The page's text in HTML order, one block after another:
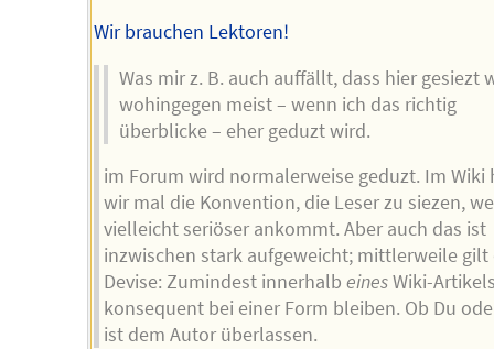
Wir brauchen Lektoren!
Was mir z. B. auch auffällt, dass hier gesiezt
wohingegen meist – wenn ich das richtig
überblicke – eher geduzt wird.
im Forum wird normalerweise geduzt. Im Wiki
wir mal die Konvention, die Leser zu siezen,
vielleicht seriöser ankommt. Aber auch das ist
inzwischen stark aufgeweicht; mittlerweile gilt
Devise: Zumindest innerhalbeinesWiki-
konsequent bei einer Form bleiben. Ob Du
ist dem Autor überlassen.